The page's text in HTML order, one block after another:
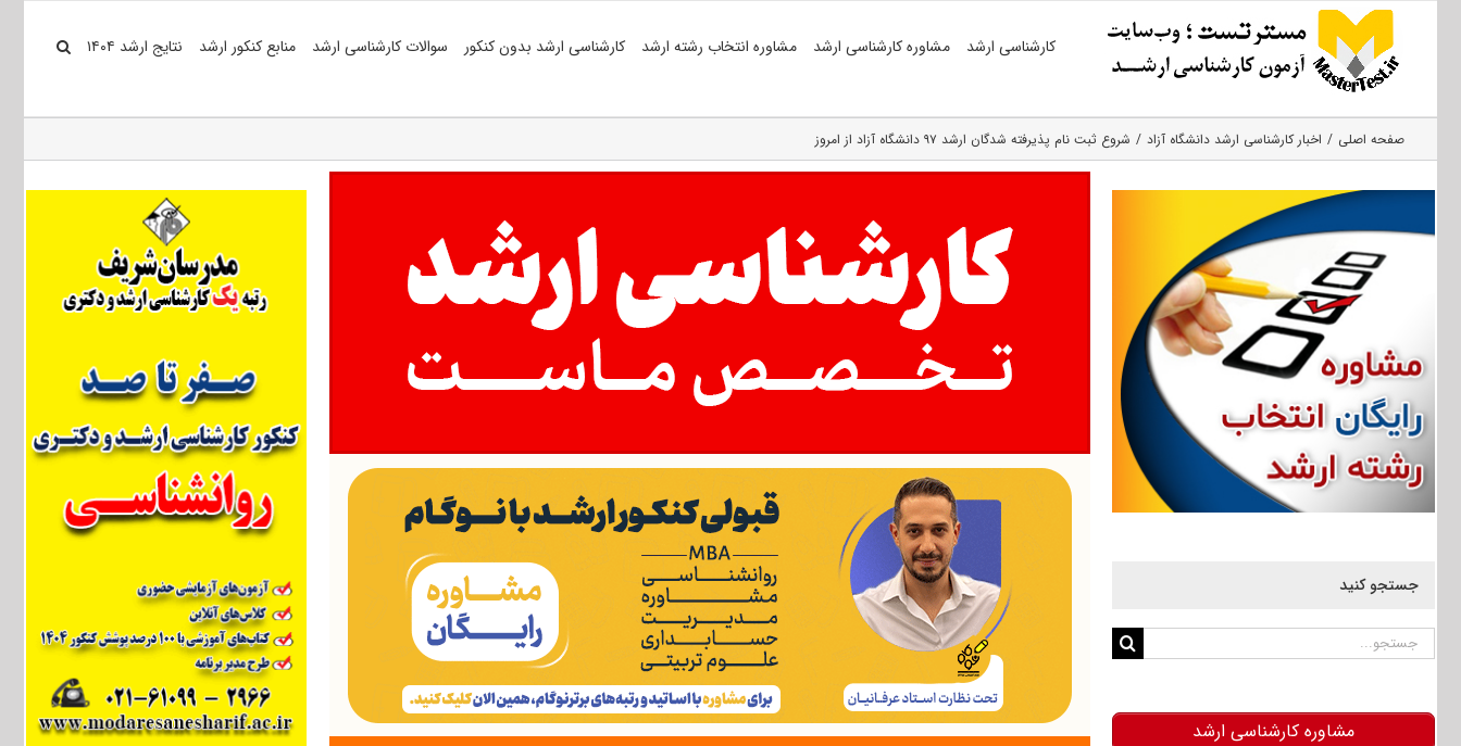
کارشناسی ارشد مشاوره کارشناسی ارشد مشاوره انتخاب رشته ارشد کارشناسی ارشد بدون کنکور سوالات کارشناسی ارشد منابع کنکور ارشد نتایج ارشد ۱۴۰۴
صفحه اصلی اخبار کارشناسی ارشد دانشگاه آزاد شروع ثبت نام پذیرفته شدگان ارشد ۹۷ دانشگاه آزاد از امروز
جستجو کنید
جستجو
مشاوره کارشناسی ارشد